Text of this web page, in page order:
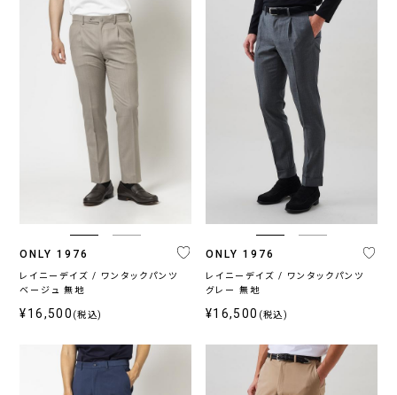
ONLY 1976
レイニーデイズ / ワンタックパンツ
ベージュ 無地
¥16,500 (税込)
ONLY 1976
レイニーデイズ / ワンタックパンツ
グレー 無地
¥16,500 (税込)